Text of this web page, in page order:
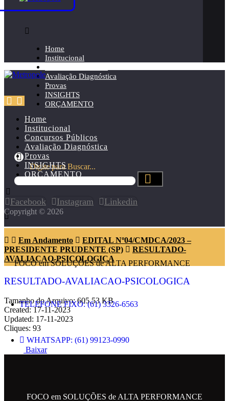
Home
Institucional
Avaliação Diagnóstica
Provas
INSIGHTS
ORÇAMENTO
Digite para Buscar...
FOCO em SOLUÇÕES de ALTA PERFORMANCE
TELEFONE FIXO: (61) 3326-6563
WHATSAPP: (61) 99123-0990
Home
Institucional
Concursos Públicos
Avaliação Diagnóstica
Provas
INSIGHTS
ORÇAMENTO
Facebook Instagram Linkedin
Copyright © 2026
Em Andamento
EDITAL Nº04/CMDCA/2023 –
PRESIDENTE PRUDENTE (SP)
RESULTADO-
AVALIACAO-PSICOLOGICA
RESULTADO-AVALIACAO-PSICOLOGICA
Tamanho do Arquivo: 605.53 KB
Created: 17-11-2023
Updated: 17-11-2023
Cliques: 93
Baixar
FOCO em SOLUÇÕES de ALTA PERFORMANCE